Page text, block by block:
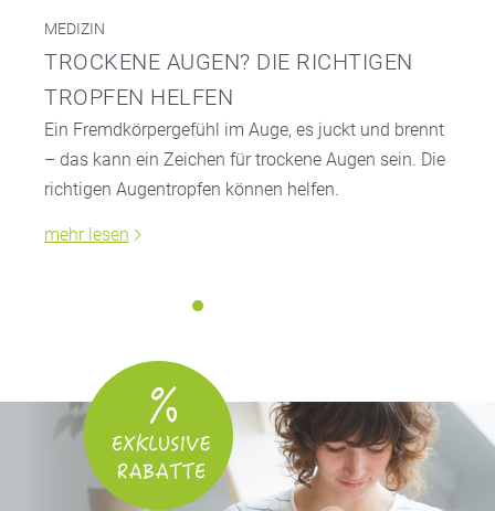
MEDIZIN
TROCKENE AUGEN? DIE RICHTIGEN
TROPFEN HELFEN
Ein Fremdkörpergefühl im Auge, es juckt und brennt
– das kann ein Zeichen für trockene Augen sein. Die
richtigen Augentropfen können helfen.
mehr lesen